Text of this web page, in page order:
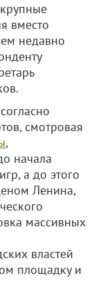
вместо
недавно
смотровая
,
начала
а до этого
Ленина,
массивных
властей
площадку и